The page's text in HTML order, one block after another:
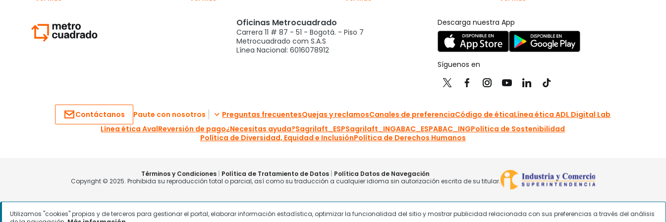
Utilizamos "cookies" propias y de terceros para gestionar el portal, elaborar información estadística, optimizar la funcionalidad del sitio y mostrar publicidad relacionada con sus preferencias a través del análisis